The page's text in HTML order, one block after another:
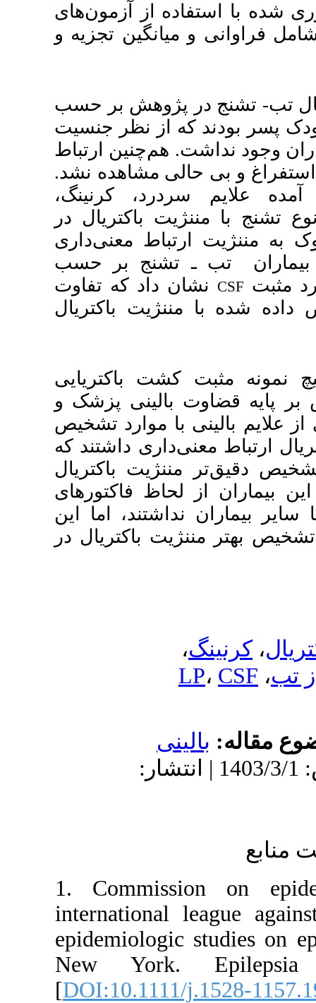
از آزمون‌های
تجزیه و
پژوهش بر حسب
که از نظر جنسیت
ارتباط
نشد.
کرنینگ،
در
معنی‌داری
بر حسب
که تفاوت
باکتریال
باکتریایی
پزشک و
موارد تشخیص
داشتند که
باکتریال
فاکتورهای
اما این
در
1 | انتشار:
1.
New
[